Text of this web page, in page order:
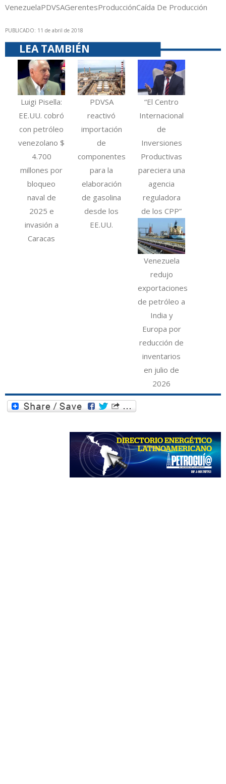
VenezuelaPDVSAGerentesProducciónCaída De Producción
PUBLICADO: 11 de abril de 2018
LEA TAMBIÉN
Luigi Pisella:
EE.UU. cobró
con petróleo
venezolano $
4.700
millones por
bloqueo
naval de
2025 e
invasión a
Caracas
PDVSA
reactivó
importación
de
componentes
para la
elaboración
de gasolina
desde los
EE.UU.
“El Centro
Internacional
de
Inversiones
Productivas
pareciera una
agencia
reguladora
de los CPP”
Venezuela
redujo
exportaciones
de petróleo a
India y
Europa por
reducción de
inventarios
en julio de
2026